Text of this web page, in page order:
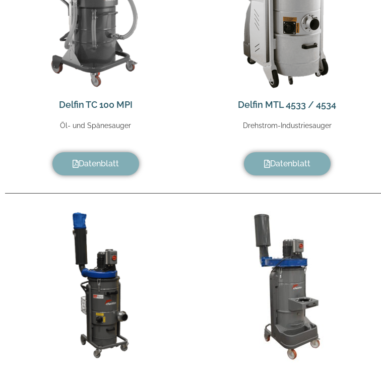
Delfin TC 100 MPI
Öl- und Spänesauger
Datenblatt
Delfin MTL 4533 / 4534
Drehstrom-Industriesauger
Datenblatt